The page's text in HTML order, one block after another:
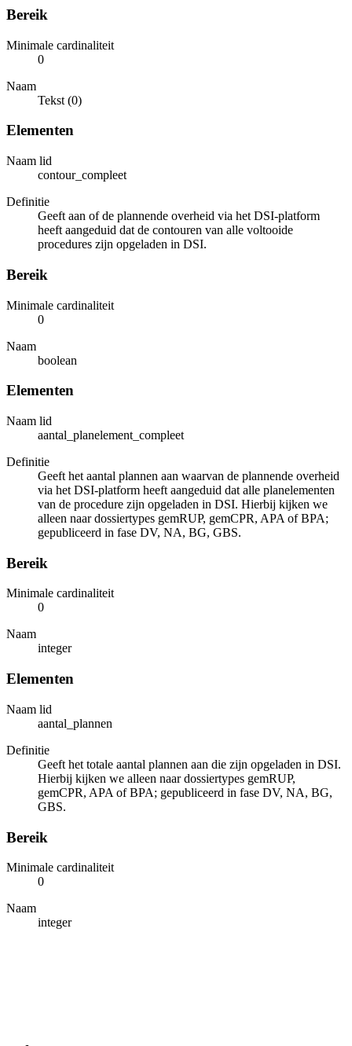
Bereik
Minimale cardinaliteit
0
Naam
Tekst (0)
Elementen
Naam lid
contour_compleet
Definitie
Geeft aan of de plannende overheid via het DSI-platform
heeft aangeduid dat de contouren van alle voltooide
procedures zijn opgeladen in DSI.
Bereik
Minimale cardinaliteit
0
Naam
boolean
Elementen
Naam lid
aantal_planelement_compleet
Definitie
Geeft het aantal plannen aan waarvan de plannende overheid
via het DSI-platform heeft aangeduid dat alle planelementen
van de procedure zijn opgeladen in DSI. Hierbij kijken we
alleen naar dossiertypes gemRUP, gemCPR, APA of BPA;
gepubliceerd in fase DV, NA, BG, GBS.
Bereik
Minimale cardinaliteit
0
Naam
integer
Elementen
Naam lid
aantal_plannen
Definitie
Geeft het totale aantal plannen aan die zijn opgeladen in DSI.
Hierbij kijken we alleen naar dossiertypes gemRUP,
gemCPR, APA of BPA; gepubliceerd in fase DV, NA, BG,
GBS.
Bereik
Minimale cardinaliteit
0
Naam
integer